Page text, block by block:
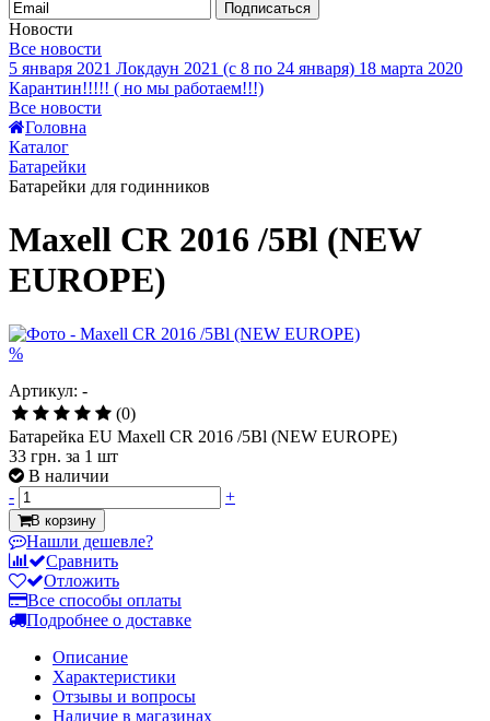
Подписаться
Новости
Все новости
5 января 2021 Локдаун 2021 (с 8 по 24 января) 18 марта 2020
Карантин!!!!! ( но мы работаем!!!)
Все новости
Головна
Каталог
Батарейки
Батарейки для годинников
Maxell CR 2016 /5Bl (NEW
EUROPE)
%
Артикул: -
(0)
Батарейка EU Maxell CR 2016 /5Bl (NEW EUROPE)
33 грн. за 1 шт
В наличии
-
+
В корзину
Нашли дешевле?
Сравнить
Отложить
Все способы оплаты
Подробнее о доставке
Описание
Характеристики
Отзывы и вопросы
Наличие в магазинах